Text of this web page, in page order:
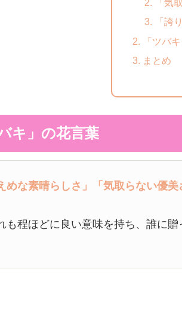
「気
「誇
「ツバ
まとめ
キ」の花言葉
めな素晴らしさ」 「気取らない優美
も程ほどに良い意味を持ち、誰に